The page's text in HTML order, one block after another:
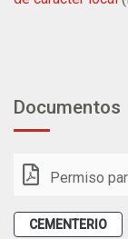
Documentos
Permiso
CEMENTERIO